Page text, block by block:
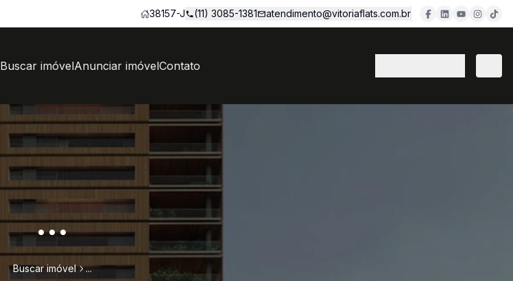
38157-J (11) 3085-1381 atendimento@vitoriaflats.com.br
Buscar imóvelAnunciar imóvelContato
...
Buscar imóvel ...